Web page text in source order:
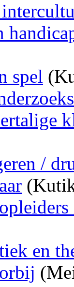
spel
/
en